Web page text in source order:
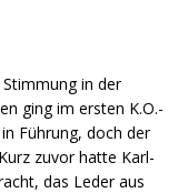
in der
ging im ersten K.O.-
Führung, doch der
zuvor hatte Karl-
das Leder aus